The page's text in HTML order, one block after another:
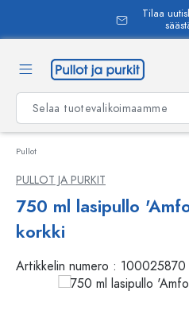
Tilaa
Pullot
PULLOT JA PURKIT
750 ml lasipullo
korkki
Artikkelin numero : 100025870